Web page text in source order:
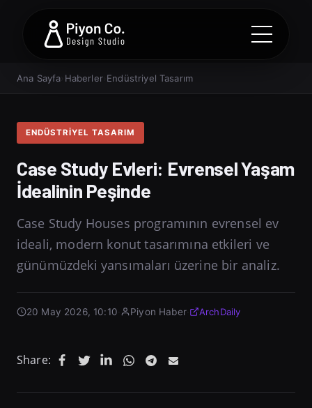
Ana Sayfa Haberler› Endüstriyel Tasarım
ENDÜSTRIYEL TASARIM
Case Study Evleri: Evrensel Yaşam
İdealinin Peşinde
Case Study Houses programının evrensel ev
ideali, modern konut tasarımına etkileri ve
günümüzdeki yansımaları üzerine bir analiz.
20 May 2026, 10:10 Piyon Haber· ArchDaily
Share: